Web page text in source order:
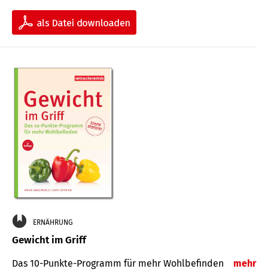
ERNÄHRUNG
Gewicht im Griff
Das 10-Punkte-Programm für mehr Wohlbefinden mehr